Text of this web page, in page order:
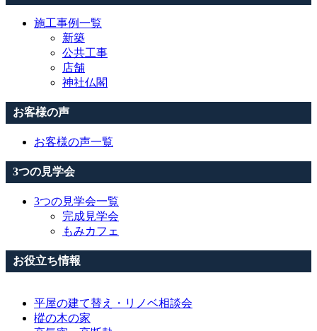
施工事例一覧
新築
公共工事
店舗
神社仏閣
お客様の声
お客様の声一覧
3つの見学会
3つの見学会一覧
完成見学会
もみカフェ
お役立ち情報
平屋の建て替え・リノベ相談会
樅の木の家